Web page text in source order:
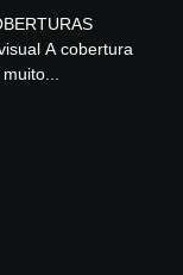
A cobertura